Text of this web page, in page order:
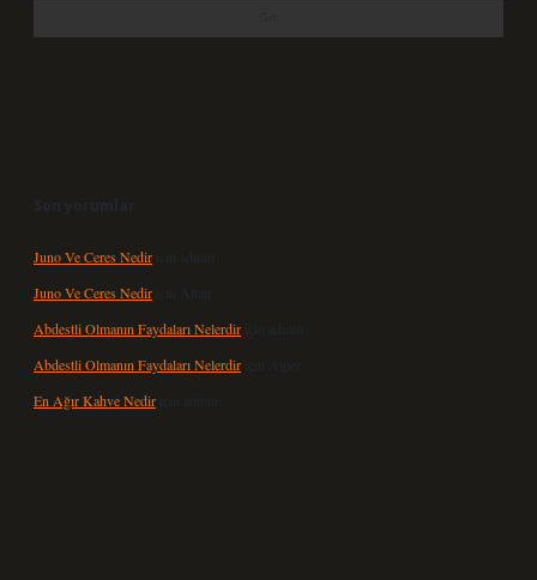
Son yorumlar
Juno Ve Ceres Nedir için
admin
Juno Ve Ceres Nedir için Altan
Abdestli Olmanın Faydaları Nelerdir için
admin
Abdestli Olmanın Faydaları Nelerdir için Alper
En Ağır Kahve Nedir için admin